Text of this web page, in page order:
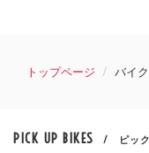
トップページ バイ
PICK UP BIKES / ピック